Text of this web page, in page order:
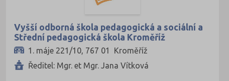
Právní
Sportovní
Technické
Vyšší odborná škola pedagogická a sociální a
Střední pedagogická škola Kroměříž
1. máje 221/10, 767 01 Kroměříž
Ředitel: Mgr. et Mgr. Jana Vítková